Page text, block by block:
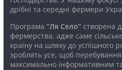
дрібні та середні фермери
Програма “Ля Село”створена
фермерства, адже саме
країну на шляху до успішного
зроблять усе, щоб
максимально інформативним